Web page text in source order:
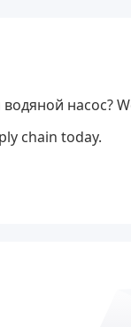
типы,
насос?
chain today.